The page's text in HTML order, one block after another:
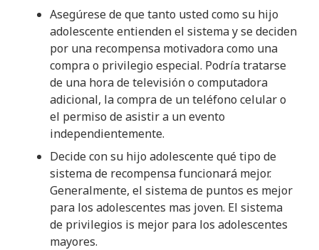
Asegúrese de que tanto usted como su hijo
adolescente entienden el sistema y se deciden
por una recompensa motivadora como una
compra o privilegio especial. Podría tratarse
de una hora de televisión o computadora
adicional, la compra de un teléfono celular o
el permiso de asistir a un evento
independientemente.
Decide con su hijo adolescente qué tipo de
sistema de recompensa funcionará mejor.
Generalmente, el sistema de puntos es mejor
para los adolescentes mas joven. El sistema
de privilegios is mejor para los adolescentes
mayores.